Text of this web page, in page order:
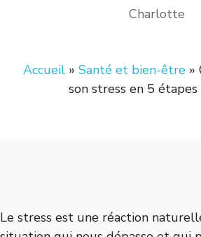
Charlotte
Accueil » Santé et bien-être »
son stress en 5
Le stress est une réaction